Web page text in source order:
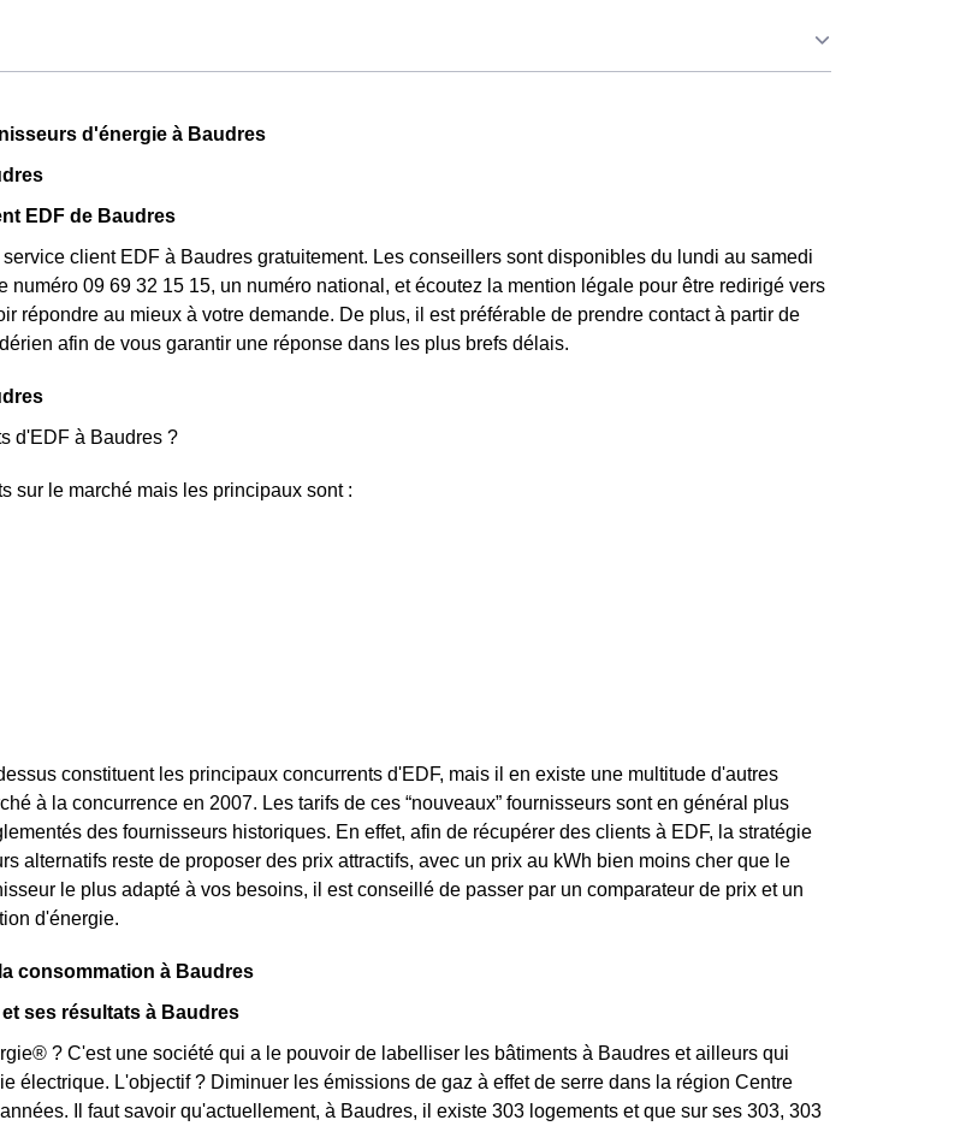
ainsi de réduire sa facture d'électricité si l'on fait attention à sa consommation à Baudres.
des fournisseurs d'électricité de France et est disponible pour les Baldériens éligibles. 💡🏠
le prix de l'électricité est quatre fois plus cher, tandis que tous les autres jours de l'année, le
rapport au tarif normal à Baudres. ⚡💸
d'énergie à Baudres
EDF de Baudres
client EDF à Baudres gratuitement. Les conseillers sont disponibles du lundi au samedi
numéro 09 69 32 15 15, un numéro national, et écoutez la mention légale pour être redirigé vers
répondre au mieux à votre demande. De plus, il est préférable de prendre contact à partir de
afin de vous garantir une réponse dans les plus brefs délais.
d'EDF à Baudres ?
sur le marché mais les principaux sont :
constituent les principaux concurrents d'EDF, mais il en existe une multitude d'autres
à la concurrence en 2007. Les tarifs de ces “nouveaux” fournisseurs sont en général plus
des fournisseurs historiques. En effet, afin de récupérer des clients à EDF, la stratégie
alternatifs reste de proposer des prix attractifs, avec un prix au kWh bien moins cher que le
le plus adapté à vos besoins, il est conseillé de passer par un comparateur de prix et un
d'énergie.
consommation à Baudres
ses résultats à Baudres
? C'est une société qui a le pouvoir de labelliser les bâtiments à Baudres et ailleurs qui
électrique. L'objectif ? Diminuer les émissions de gaz à effet de serre dans la région Centre
Il faut savoir qu'actuellement, à Baudres, il existe 303 logements et que sur ses 303, 303